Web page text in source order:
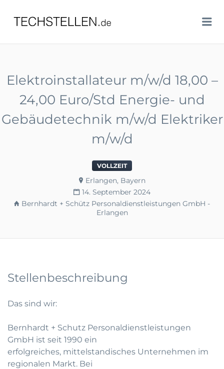
TECHSTELLEN.DE
Elektroinstallateur m/w/d 18,00 –
24,00 Euro/Std Energie- und
Gebäudetechnik m/w/d Elektriker
m/w/d
VOLLZEIT
Erlangen, Bayern
14. September 2024
Bernhardt + Schütz Personaldienstleistungen GmbH -
Erlangen
Stellenbeschreibung
Das sind wir:
Bernhardt + Schutz Personaldienstleistungen
GmbH ist seit 1990 ein
erfolgreiches, mittelstandisches Unternehmen im
regionalen Markt. Bei